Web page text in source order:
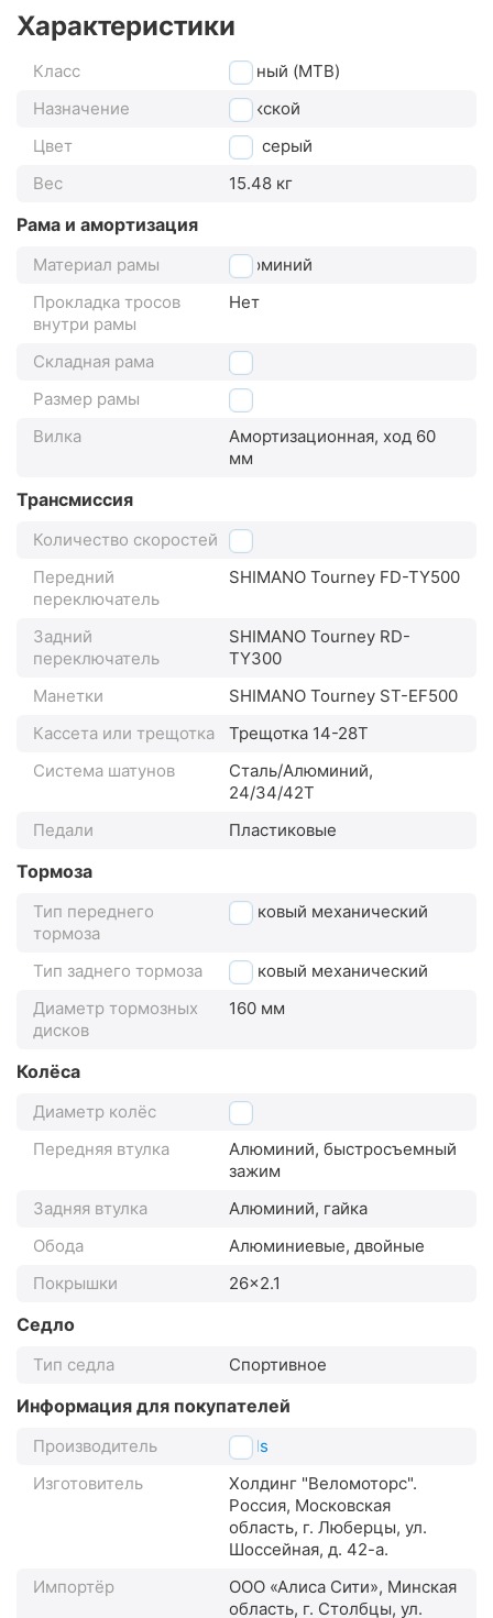
Характеристики
Класс
горный (MTB)
Назначение
мужской
Цвет
серый
Вес
15.48 кг
Рама и амортизация
Материал рамы
алюминий
Прокладка тросов
внутри рамы
Нет
Складная рама
Да
Размер рамы
19"
Вилка
Амортизационная, ход 60
мм
Трансмиссия
Количество скоростей 21
Передний
переключатель
SHIMANO Tourney FD-TY500
Задний
переключатель
SHIMANO Tourney RD-
TY300
Манетки
SHIMANO Tourney ST-EF500
Кассета или трещотка
Трещотка 14-28Т
Система шатунов
Сталь/Алюминий,
24/34/42Т
Педали
Пластиковые
Тормоза
Тип переднего
тормоза
дисковый механический
Тип заднего тормоза
дисковый механический
Диаметр тормозных
дисков
160 мм
Колёса
Диаметр колёс
26"
Передняя втулка
Алюминий, быстросъемный
зажим
Задняя втулка
Алюминий, гайка
Обода
Алюминиевые, двойные
Покрышки
26x2.1
Седло
Тип седла Спортивное
Информация для покупателей
Производитель
Stels
Изготовитель
Холдинг "Веломоторс".
Россия, Московская
область, г. Люберцы, ул.
Шоссейная, д. 42-а.
Импортёр
ООО «Алиса Сити», Минская
область, г. Столбцы, ул.